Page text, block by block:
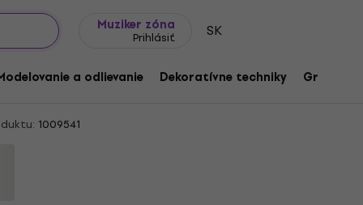
Muziker zóna
Prihlásiť SK
a odlievanie Dekoratívne techniky Grafické
Tweed 00036 Pink Pletacia priadza
1009541